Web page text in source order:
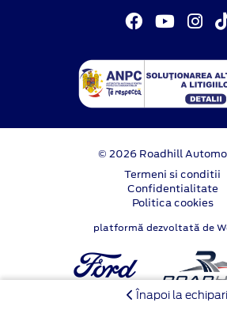
Înapoi la echipari
© 2026 Roadhill
Termeni si conditii
Confidentialitate
Politica cookies
platformă dezvoltată de